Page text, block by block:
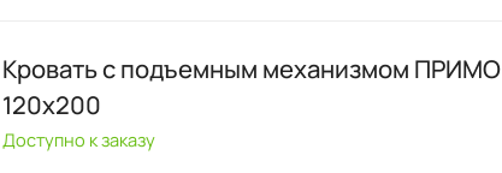
Кровать с подъемным механизмом ПРИМО
120х200
Доступно к заказу